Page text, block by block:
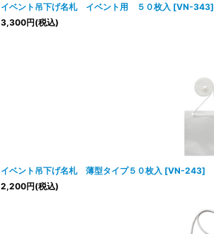
イベント吊下げ名札 イベント用 ５０枚入 [VN-343]
3,300円(税込)
イベント吊下げ名札 薄型タイプ５０枚入 [VN-243]
2,200円(税込)